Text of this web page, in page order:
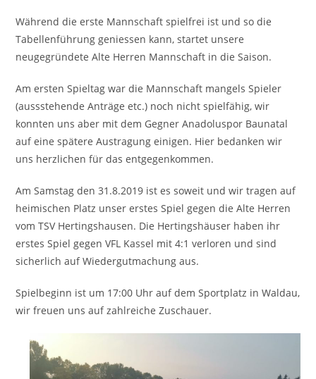
Während die erste Mannschaft spielfrei ist und so die
Tabellenführung geniessen kann, startet unsere
neugegründete Alte Herren Mannschaft in die Saison.
Am ersten Spieltag war die Mannschaft mangels Spieler
(aussstehende Anträge etc.) noch nicht spielfähig, wir
konnten uns aber mit dem Gegner Anadoluspor Baunatal
auf eine spätere Austragung einigen. Hier bedanken wir
uns herzlichen für das entgegenkommen.
Am Samstag den 31.8.2019 ist es soweit und wir tragen auf
heimischen Platz unser erstes Spiel gegen die Alte Herren
vom TSV Hertingshausen. Die Hertingshäuser haben ihr
erstes Spiel gegen VFL Kassel mit 4:1 verloren und sind
sicherlich auf Wiedergutmachung aus.
Spielbeginn ist um 17:00 Uhr auf dem Sportplatz in Waldau,
wir freuen uns auf zahlreiche Zuschauer.